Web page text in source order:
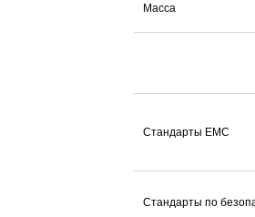
Масса
Стандарты EMC
Стандарты по